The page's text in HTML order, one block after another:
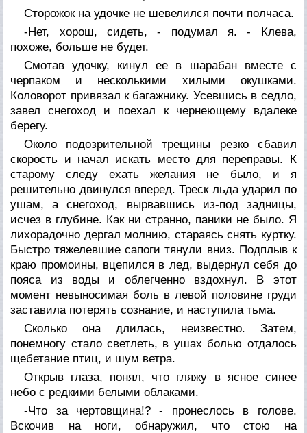
Сторожок на удочке не шевелился почти полчаса.
-Нет, хорош, сидеть, - подумал я. - Клева,
похоже, больше не будет.
Смотав удочку, кинул ее в шарабан вместе с
черпаком и несколькими хилыми окушками.
Коловорот привязал к багажнику. Усевшись в седло,
завел снегоход и поехал к чернеющему вдалеке
берегу.
Около подозрительной трещины резко сбавил
скорость и начал искать место для переправы. К
старому следу ехать желания не было, и я
решительно двинулся вперед. Треск льда ударил по
ушам, а снегоход, вырвавшись из-под задницы,
исчез в глубине. Как ни странно, паники не было. Я
лихорадочно дергал молнию, стараясь снять куртку.
Быстро тяжелевшие сапоги тянули вниз. Подплыв к
краю промоины, вцепился в лед, выдернул себя до
пояса из воды и облегченно вздохнул. В этот
момент невыносимая боль в левой половине груди
заставила потерять сознание, и наступила тьма.
Сколько она длилась, неизвестно. Затем,
понемногу стало светлеть, в ушах болью отдалось
щебетание птиц, и шум ветра.
Открыв глаза, понял, что гляжу в ясное синее
небо с редкими белыми облаками.
-Что за чертовщина!? - пронеслось в голове.
Вскочив на ноги, обнаружил, что стою на